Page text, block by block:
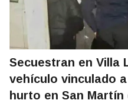
Secuestran en Villa
vehículo vinculado
hurto en San Martín